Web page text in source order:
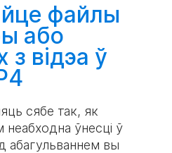
файлы
або
з відэа ў
сябе так, як
ўнесці ў
абагульваннем вы